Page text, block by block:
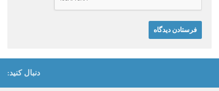
دنبال کنید: